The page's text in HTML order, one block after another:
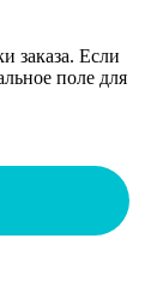
заказа. Если
поле для